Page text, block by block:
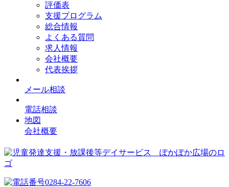
評価表
支援プログラム
総合情報
よくある質問
求人情報
会社概要
代表挨拶
メール相談
電話相談
地図
会社概要